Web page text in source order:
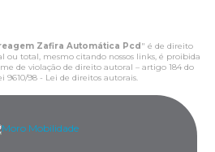
Zafira Automática Pcd " é de direito
ou total, mesmo citando nossos links, é proibida
de violação de direito autoral – artigo 184 do
9610/98 - Lei de direitos autorais.